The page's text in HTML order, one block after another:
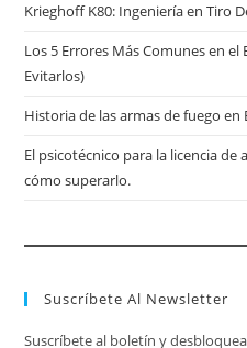
Krieghoff K80: Ingeniería en Tiro
Los 5 Errores Más Comunes en el
Evitarlos)
Historia de las armas de fuego en
El psicotécnico para la licencia de
cómo superarlo.
Suscríbete Al Newsletter
Suscríbete al boletín y